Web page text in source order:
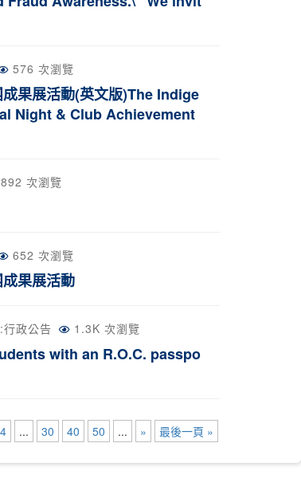
576 次瀏覽
果展活動(英文版)The Indige
Night & Club Achievement
892 次瀏覽
652 次瀏覽
果展活動
行政公告 1.3K 次瀏覽
with an R.O.C. passpo
... 30 40 50 ... » 最後一頁 »